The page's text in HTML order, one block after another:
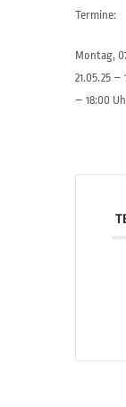
Termine:
Montag,
21.05.25
– 18:00